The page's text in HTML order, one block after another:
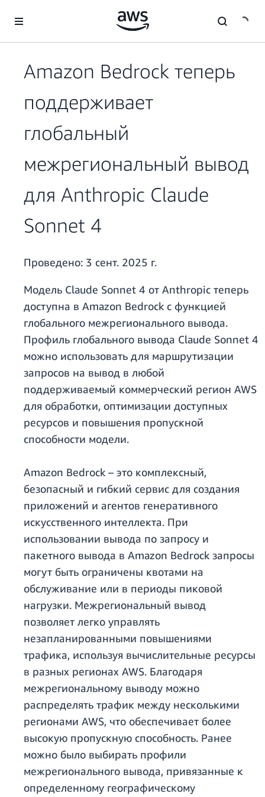
Перейти к главному контенту
Amazon Bedrock теперь
поддерживает
глобальный
межрегиональный вывод
для Anthropic Claude
Sonnet 4
Проведено: 3 сент. 2025 г.
Модель Claude Sonnet 4 от Anthropic теперь
доступна в Amazon Bedrock с функцией
глобального межрегионального вывода.
Профиль глобального вывода Claude Sonnet 4
можно использовать для маршрутизации
запросов на вывод в любой
поддерживаемый коммерческий регион AWS
для обработки, оптимизации доступных
ресурсов и повышения пропускной
способности модели.
Amazon Bedrock – это комплексный,
безопасный и гибкий сервис для создания
приложений и агентов генеративного
искусственного интеллекта. При
использовании вывода по запросу и
пакетного вывода в Amazon Bedrock запросы
могут быть ограничены квотами на
обслуживание или в периоды пиковой
нагрузки. Межрегиональный вывод
позволяет легко управлять
незапланированными повышениями
трафика, используя вычислительные ресурсы
в разных регионах AWS. Благодаря
межрегиональному выводу можно
распределять трафик между несколькими
регионами AWS, что обеспечивает более
высокую пропускную способность. Ранее
можно было выбирать профили
межрегионального вывода, привязанные к
определенному географическому